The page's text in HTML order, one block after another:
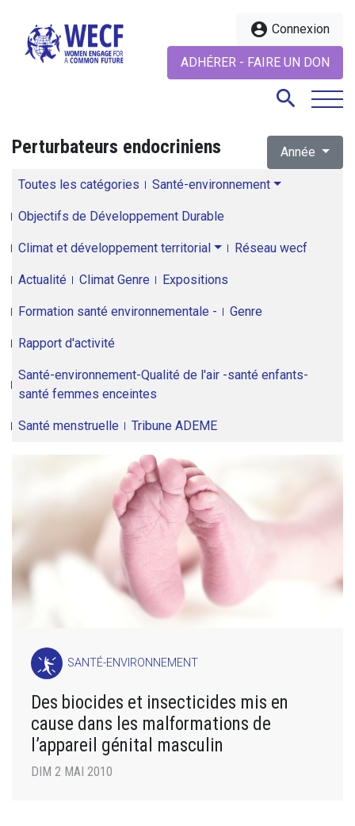
account_circle Connexion
ADHÉRER - FAIRE UN DON
search
Perturbateurs endocriniens Année
Toutes les catégories Santé-environnement
Objectifs de Développement Durable
Climat et développement territorial Réseau wecf
Actualité Climat Genre Expositions
Formation santé environnementale - Genre
Rapport d'activité
Santé-environnement-Qualité de l'air -santé enfants-
santé femmes enceintes
Santé menstruelle Tribune ADEME
SANTÉ-ENVIRONNEMENT
Des biocides et insecticides mis en
cause dans les malformations de
l’appareil génital masculin
DIM 2 MAI 2010